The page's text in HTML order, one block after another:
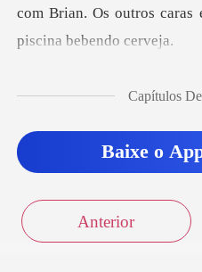
Baixar App
Capítulos
Baixe o
Anterior